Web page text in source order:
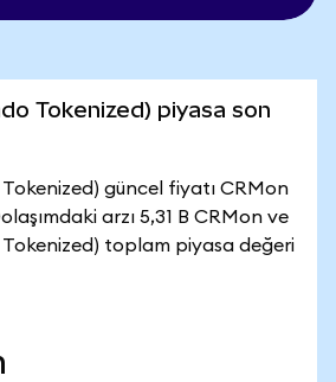
Tokenized) piyasa son
güncel fiyatı CRMon
arzı 5,31 B CRMon ve
toplam piyasa değeri